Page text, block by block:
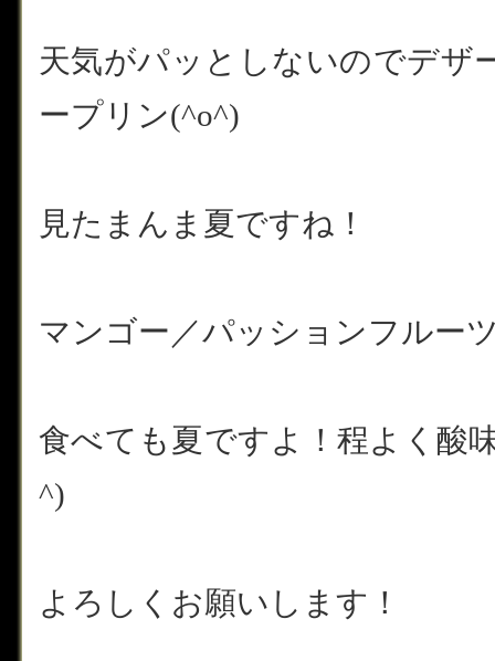
天気がパッとしないのでデザ
ープリン(^o^)
見たまんま夏ですね！
マンゴー／パッションフルー
食べても夏ですよ！程よく酸
^)
よろしくお願いします！